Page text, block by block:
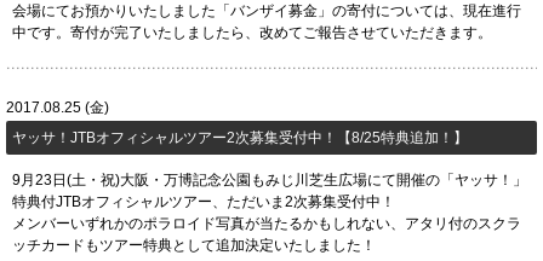
会場にてお預かりいたしました「バンザイ募金」の寄付については、現在進行
中です。寄付が完了いたしましたら、改めてご報告させていただきます。
2017.08.25 (金)
ヤッサ！JTBオフィシャルツアー2次募集受付中！【8/25特典追加！】
9月23日(土・祝)大阪・万博記念公園もみじ川芝生広場にて開催の「ヤッサ！」
特典付JTBオフィシャルツアー、ただいま2次募集受付中！
メンバーいずれかのポラロイド写真が当たるかもしれない、アタリ付のスクラ
ッチカードもツアー特典として追加決定いたしました！